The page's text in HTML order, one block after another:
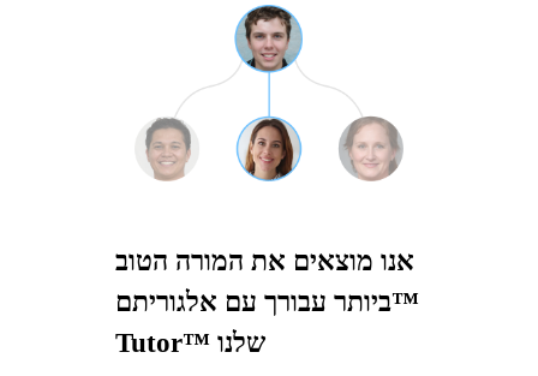
אנו מוצאים את המורה הטוב
ביותר עבורך עם אלגוריתם™
Tutor™ שלנו